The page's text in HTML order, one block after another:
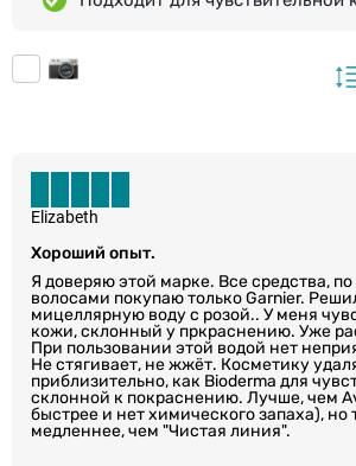
Хороший опыт.
Я доверяю этой марке. Все средства, по
волосами покупаю только Garnier.
мицеллярную воду с розой.. У меня
кожи, склонный у пркраснению. Уже
При пользовании этой водой нет
Не стягивает, не жжёт. Косметику
приблизительно, как Bioderma для
склонной к покраснению. Лучше, чем
быстрее и нет химического запаха), но
медленнее, чем "Чистая линия".
Elizabeth